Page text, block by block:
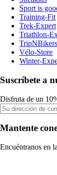
Sport is
Training-Fit
Trek-Expert
Triathlon-
TripNBikers
Vélo-Store
Winter-
Suscríbete a
Disfruta de un
Mantente
Encuéntranos en